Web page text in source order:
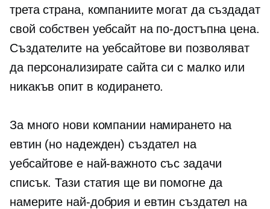
трета страна, компаниите могат да създадат
свой собствен уебсайт на по-достъпна цена.
Създателите на уебсайтове ви позволяват
да персонализирате сайта си с малко или
никакъв опит в кодирането.
За много нови компании намирането на
евтин (но надежден) създател на
уебсайтове е най-важното със задачи
списък. Тази статия ще ви помогне да
намерите най-добрия и евтин създател на